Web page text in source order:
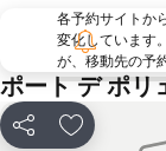
各予約サイトか
変化しています
が、移動先の予
ポート デ ポリ
シェア お気に入り